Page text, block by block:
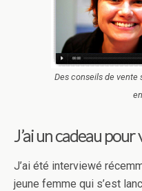
Des conseils de vente
J’ai un cadeau
J’ai été interviewé
jeune femme qui s’est